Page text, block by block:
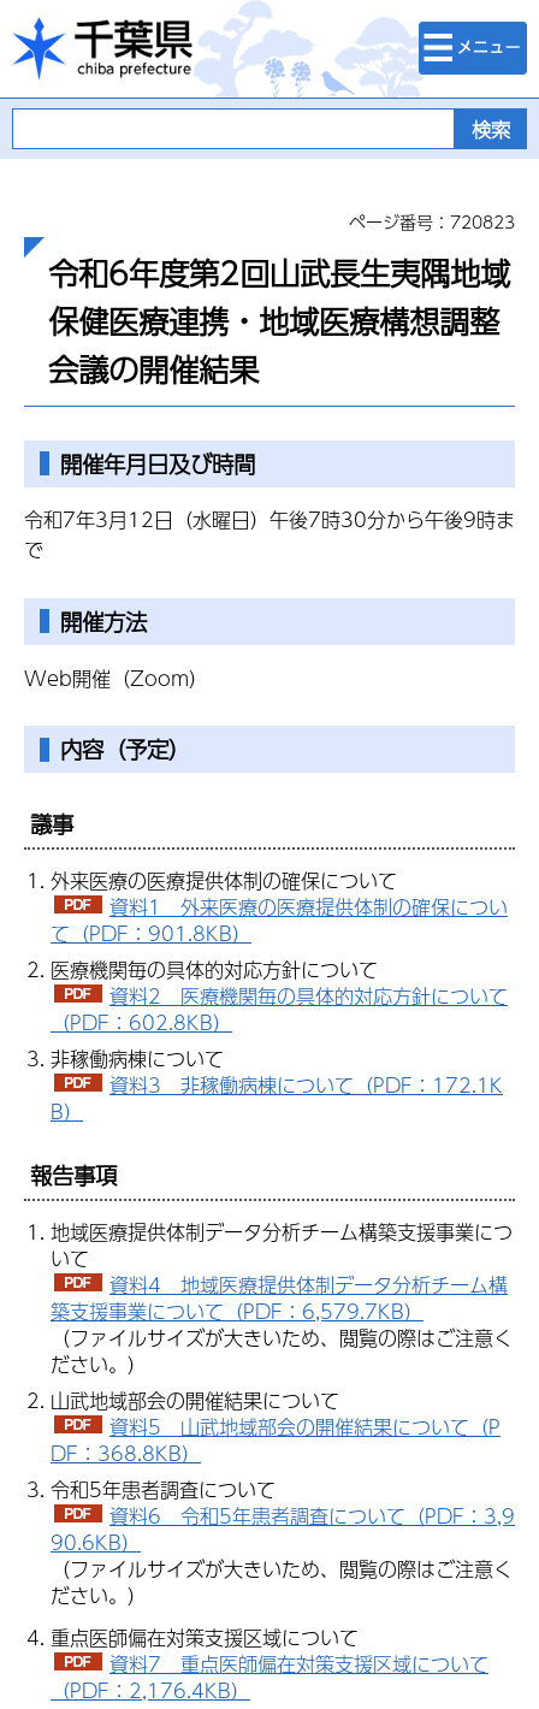
千葉県
検索・メニュ
ー
ページ番号：720823
令和6年度第2回山武長生夷隅地域
保健医療連携・地域医療構想調整
会議の開催結果
開催年月日及び時間
令和7年3月12日（水曜日）午後7時30分から午後9時ま
で
開催方法
Web開催（Zoom）
内容（予定）
議事
外来医療の医療提供体制の確保について
資料1 外来医療の医療提供体制の確保につい
て（PDF：901.8KB）
医療機関毎の具体的対応方針について
資料2 医療機関毎の具体的対応方針について
（PDF：602.8KB）
非稼働病棟について
資料3 非稼働病棟について（PDF：172.1K
B）
報告事項
地域医療提供体制データ分析チーム構築支援事業につ
いて
資料4 地域医療提供体制データ分析チーム構
築支援事業について（PDF：6,579.7KB）
（ファイルサイズが大きいため、閲覧の際はご注意く
ださい。）
山武地域部会の開催結果について
資料5 山武地域部会の開催結果について（P
DF：368.8KB）
令和5年患者調査について
資料6 令和5年患者調査について（PDF：3,9
90.6KB）
（ファイルサイズが大きいため、閲覧の際はご注意く
ださい。）
重点医師偏在対策支援区域について
資料7 重点医師偏在対策支援区域について
（PDF：2,176.4KB）